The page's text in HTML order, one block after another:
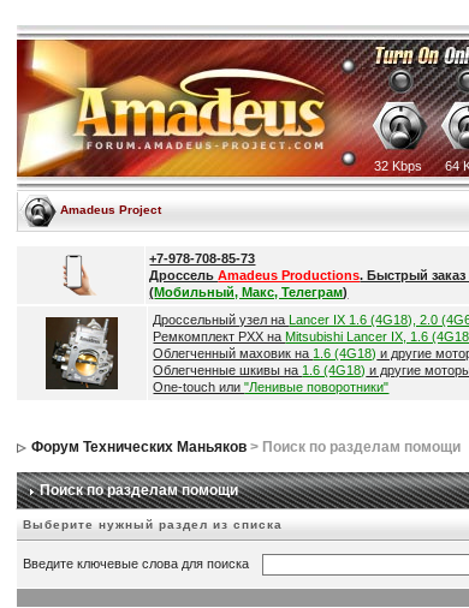
32 Kbps 64
Amadeus Project
+7-978-708-85-73
ДроссельAmadeus Productions. Быстрый
(Мобильный, Макс, Телеграм)
Дроссельный узел на Lancer IX 1.6 (4G18), 2.0
Ремкомплект РХХ на Mitsubishi Lancer IX, 1.6
Облегченный маховик на 1.6 (4G18) и другие
Облегченные шкивы на 1.6 (4G18) и другие
One-touch или"Ленивые поворотники"
Форум Технических Маньяков > Поиск по разделам помощи
Поиск по разделам помощи
Выберите нужный раздел из списка
Введите ключевые слова для поиска